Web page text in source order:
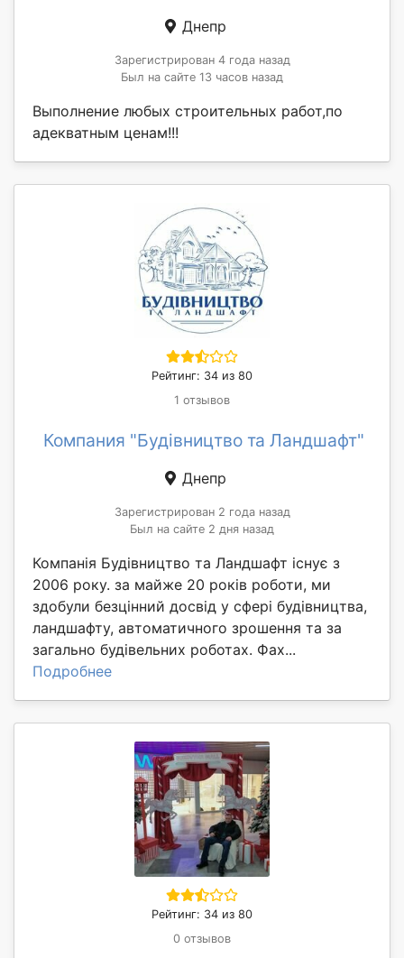
Днепр
Зарегистрирован 4 года назад
Был на сайте 13 часов назад
Выполнение любых строительных работ,по
адекватным ценам!!!
Рейтинг: 34 из 80
1 отзывов
Компания "Будівництво та Ландшафт"
Днепр
Зарегистрирован 2 года назад
Был на сайте 2 дня назад
Компанія Будівництво та Ландшафт існує з
2006 року. за майже 20 років роботи, ми
здобули безцінний досвід у сфері будівництва,
ландшафту, автоматичного зрошення та за
загально будівельних роботах. Фах...
Подробнее
Рейтинг: 34 из 80
0 отзывов